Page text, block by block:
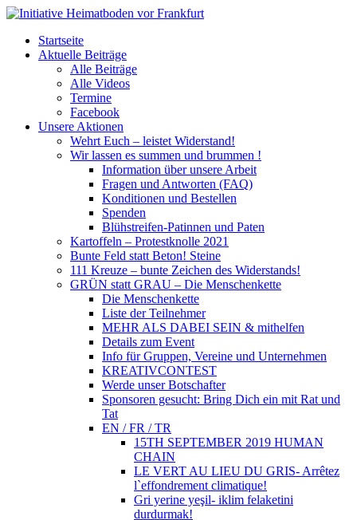
Startseite
Aktuelle Beiträge
Alle Beiträge
Alle Videos
Termine
Facebook
Unsere Aktionen
Wehrt Euch – leistet Widerstand!
Wir lassen es summen und brummen !
Information über unsere Arbeit
Fragen und Antworten (FAQ)
Konditionen und Bestellen
Spenden
Blühstreifen-Patinnen und Paten
Kartoffeln – Protestknolle 2021
Bunte Feld statt Beton! Steine
111 Kreuze – bunte Zeichen des Widerstands!
GRÜN statt GRAU – Die Menschenkette
Die Menschenkette
Liste der Teilnehmer
MEHR ALS DABEI SEIN & mithelfen
Details zum Event
Info für Gruppen, Vereine und Unternehmen
KREATIVCONTEST
Werde unser Botschafter
Sponsoren gesucht: Bring Dich ein mit Rat und
Tat
EN / FR / TR
15TH SEPTEMBER 2019 HUMAN
CHAIN
LE VERT AU LIEU DU GRIS- Arrêtez
l`effondrement climatique!
Gri yerine yeşil- iklim felaketini
durdurmak!